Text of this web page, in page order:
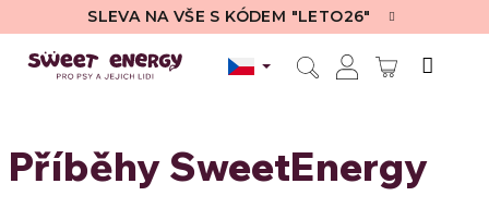
obsah
SLEVA NA VŠE S KÓDEM "LETO26"
Příběhy SweetEnergy